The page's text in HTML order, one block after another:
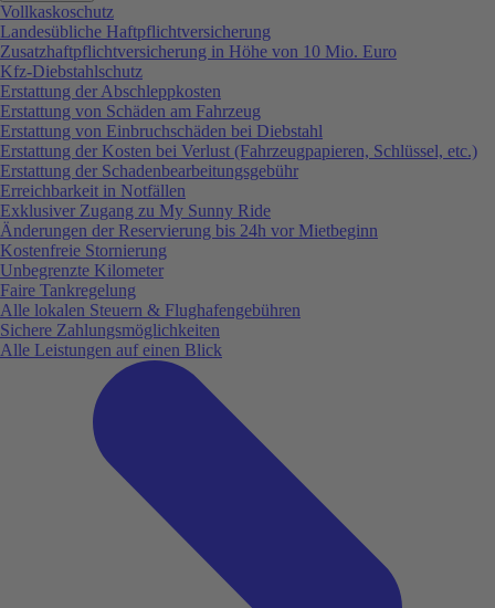
Vollkaskoschutz
Landesübliche Haftpflichtversicherung
Zusatzhaftpflichtversicherung in Höhe von 10 Mio. Euro
Kfz-Diebstahlschutz
Erstattung der Abschleppkosten
Erstattung von Schäden am Fahrzeug
Erstattung von Einbruchschäden bei Diebstahl
Erstattung der Kosten bei Verlust (Fahrzeugpapieren, Schlüssel, etc.)
Erstattung der Schadenbearbeitungsgebühr
Erreichbarkeit in Notfällen
Exklusiver Zugang zu My Sunny Ride
Änderungen der Reservierung bis 24h vor Mietbeginn
Kostenfreie Stornierung
Unbegrenzte Kilometer
Faire Tankregelung
Alle lokalen Steuern & Flughafengebühren
Sichere Zahlungsmöglichkeiten
Alle Leistungen auf einen Blick